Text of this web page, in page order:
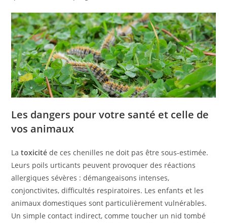
Les dangers pour votre santé et celle de
vos animaux
Latoxicité de ces chenilles ne doit pas être sous-estimée.
Leurs poils urticants peuvent provoquer des réactions
allergiques sévères : démangeaisons intenses,
conjonctivites, difficultés respiratoires. Les enfants et les
animaux domestiques sont particulièrement vulnérables.
Un simple contact indirect, comme toucher un nid tombé